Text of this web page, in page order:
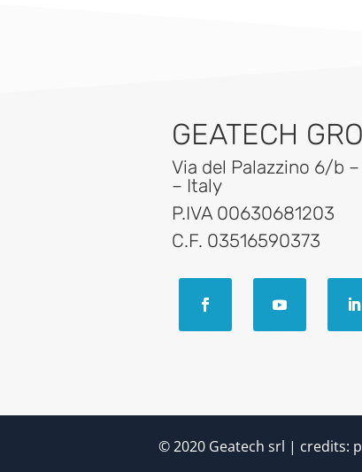
GEATECH
Via del Palazzino 6/b
– Italy
P.IVA 00630681203
C.F. 03516590373
© 2020 Geatech srl | credits: